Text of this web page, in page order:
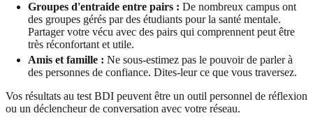
Groupes d'entraide entre pairs : De nombreux campus ont
des groupes gérés par des étudiants pour la santé mentale.
Partager votre vécu avec des pairs qui comprennent peut être
très réconfortant et utile.
Amis et famille : Ne sous-estimez pas le pouvoir de parler à
des personnes de confiance. Dites-leur ce que vous traversez.
Vos résultats au test BDI peuvent être un outil personnel de réflexion
ou un déclencheur de conversation avec votre réseau.